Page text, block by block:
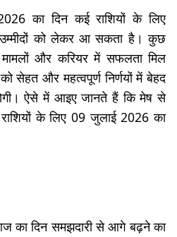
का दिन कई राशियों के लिए
को लेकर आ सकता है। कुछ
मामलों और करियर में सफलता मिल
सेहत और महत्वपूर्ण निर्णयों में बेहद
ऐसे में आइए जानते हैं कि मेष से
के लिए 09 जुलाई 2026 का
का दिन समझदारी से आगे बढ़ने का